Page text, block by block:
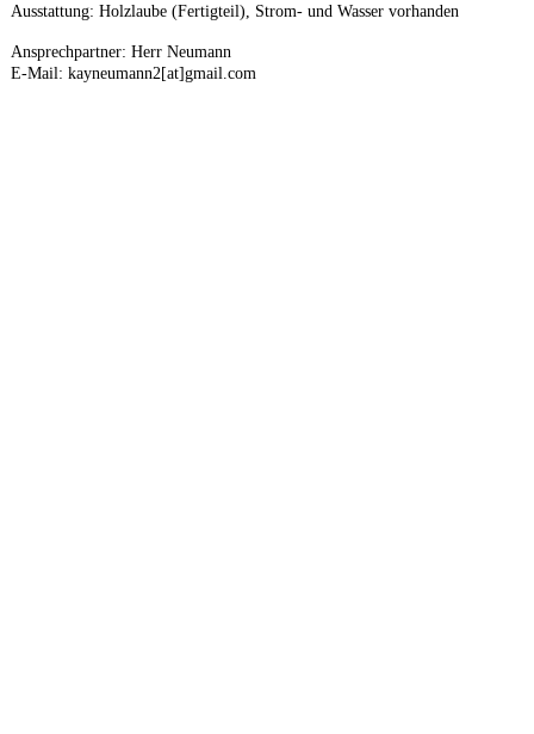
Ausstattung: Holzlaube (Fertigteil), Strom- und Wasser vorhanden
Ansprechpartner: Herr Neumann
E-Mail: kayneumann2[at]gmail.com